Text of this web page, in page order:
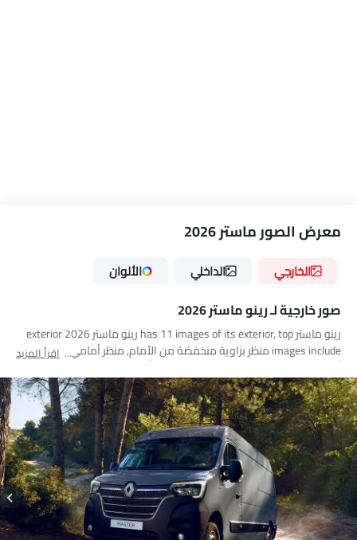
معرض الصور ماستر 2026
الخارجي الداخلي الألوان
صور خارجية لـ رينو ماستر 2026
رينو ماستر has 11 images of its exterior, top رينو ماستر 2026 exterior
images include منظر بزاوية منخفضة من الأمام, منظر أمامي كامل, منظر
أمامي متوسط, منظر الزاوية الخلفية, منظر أمامي جانبي متقاطع, مصباح
أمامي, منظر أمامي يمين الزاوية, منظر الصندوق عن قرب, منظر الشبك
الأمامي, مرآة السائق الأمامية زاوية, منظر متوسط الزاوية الأمامية.
اقرأ المزيد